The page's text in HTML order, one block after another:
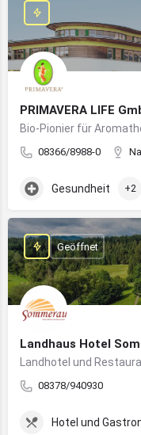
PRIMAVERA LIFE
Bio-Pionier für
08366/8988-0
Gesundheit +2
Landhaus Hotel
Landhotel und
08378/940930
Geöffnet
Hotel und